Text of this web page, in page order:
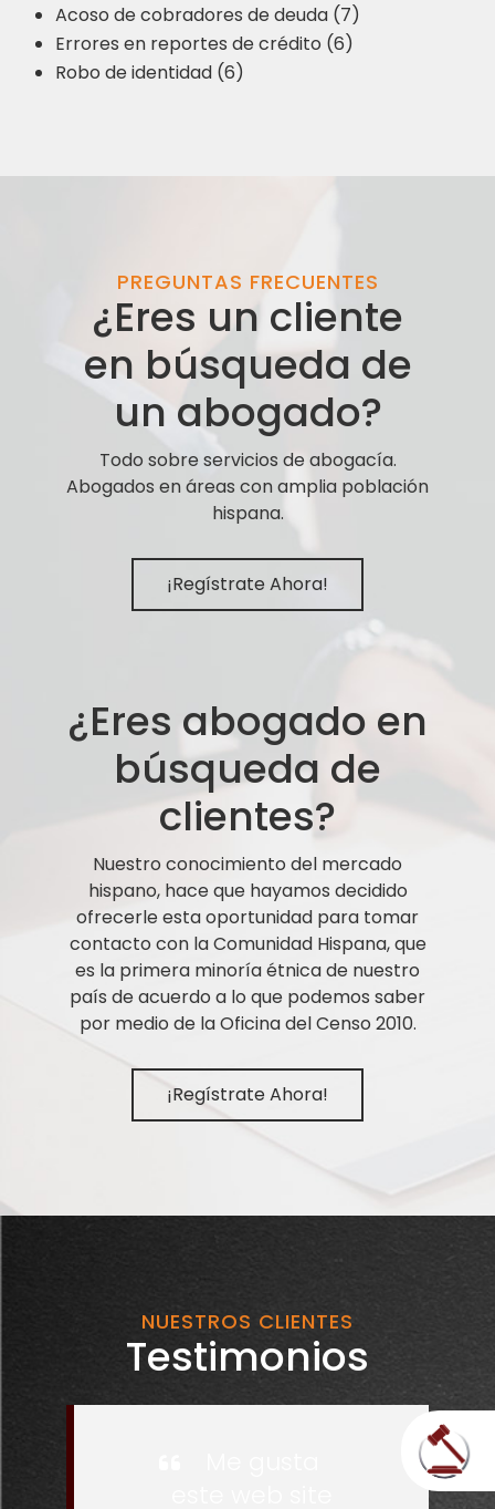
Acoso de cobradores de deuda (7)
Errores en reportes de crédito (6)
Robo de identidad (6)
PREGUNTAS FRECUENTES
¿Eres un cliente
en búsqueda de
un abogado?
Todo sobre servicios de abogacía.
Abogados en áreas con amplia población
hispana.
¡Regístrate Ahora!
¿Eres abogado en
búsqueda de
clientes?
Nuestro conocimiento del mercado
hispano, hace que hayamos decidido
ofrecerle esta oportunidad para tomar
contacto con la Comunidad Hispana, que
es la primera minoría étnica de nuestro
país de acuerdo a lo que podemos saber
por medio de la Oficina del Censo 2010.
¡Regístrate Ahora!
NUESTROS CLIENTES
Testimonios